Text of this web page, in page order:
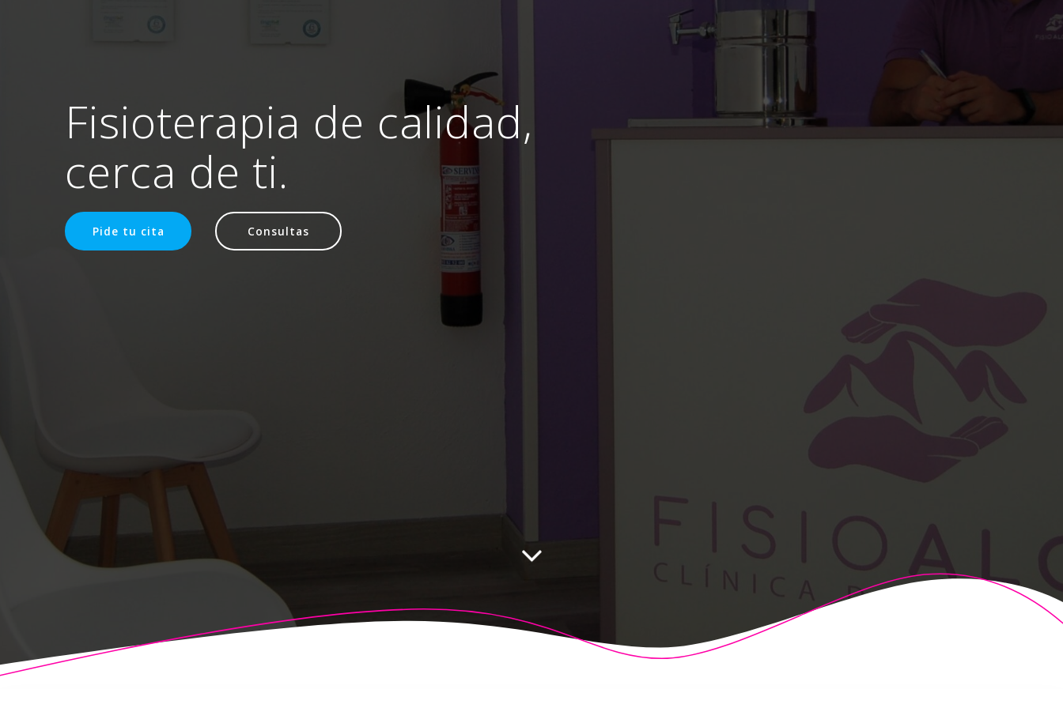
Fisioterapia de calidad,
cerca de ti.
Pide tu cita Consultas
© 2026 Fisioalcón. Construido utilizando WordPress y elHighlight Theme